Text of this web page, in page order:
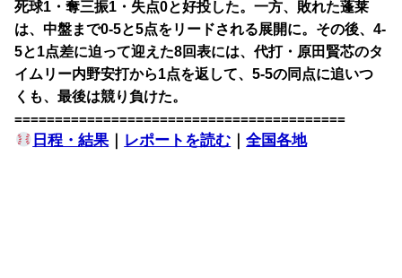
死球1・奪三振1・失点0と好投した。一方、敗れた蓬莱
は、中盤まで0-5と5点をリードされる展開に。その後、4-
5と1点差に迫って迎えた8回表には、代打・原田賢芯のタ
イムリー内野安打から1点を返して、5-5の同点に追いつ
くも、最後は競り負けた。
=========================================
日程・結果｜ レポートを読む ｜全国各地